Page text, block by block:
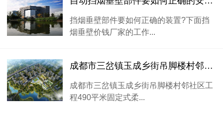
挡烟垂壁部件要如何正确的装置?下面挡
烟垂壁价钱厂家的工作...
成都市三岔镇玉成乡街吊脚楼村邻社区工程挡烟垂壁项目
成都市三岔镇玉成乡街吊脚楼村邻社区工
程490平米固定式柔...